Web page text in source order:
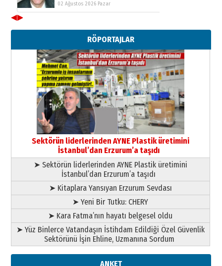
02 Ağustos 2026 Pazar
Erzurumspor’un köşe taşları
29 Haziran 2026 Pazartesi
Kenan GÜLERCİ
Murat Şahsuvaroğlu ERKON’da
çıtayı yukarı taşırken,
yönetimdekiler aşağı
çekmemeli!
17 Şubat 2026 SalıOrhan BOZKURT
Bir fotoğraf, bir şehir, bir
gazeteci… Dizginler kimin
elinde?
A. Berhan Yılmaz
BİR BÖLÜM DEĞİL, BİR ÖMÜR
SEÇİYORSUNUZ… “NEDEN
ATATÜRK ÜNİVERSİTESİ?”
28 Temmuz 2026 Salı
Ahmet Gökhan YAZICI
Ahmed Yesevi’den bir Alperen…
”Reisimiz” idi… Hakka yürüdü.!
26 Mart 2026 Perşembe
◀▶
RÖPORTAJLAR
Sektörün liderlerinden AYNE Plastik üretimini
İstanbul’dan Erzurum’a taşıdı
➤ Sektörün liderlerinden AYNE Plastik üretimini
İstanbul’dan Erzurum’a taşıdı
➤ Kitaplara Yansıyan Erzurum Sevdası
➤ Yeni Bir Tutku: CHERY
➤ Kara Fatma’nın hayatı belgesel oldu
➤ Yüz Binlerce Vatandaşın İstihdam Edildiği Özel Güvenlik
Sektörünü İşin Ehline, Uzmanına Sordum
ANKET